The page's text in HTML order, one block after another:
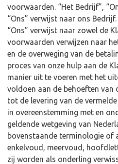
voorwaarden. “Het Bedrijf”,
“Ons” verwijst naar ons
“Ons” verwijst naar zowel de
voorwaarden verwijzen naar
en de overweging van de
proces van onze hulp aan de
manier uit te voeren met het
voldoen aan de behoeften van
tot de levering van de
in overeenstemming met en
geldende wetgeving van
bovenstaande terminologie of
enkelvoud, meervoud,
zij worden als onderling